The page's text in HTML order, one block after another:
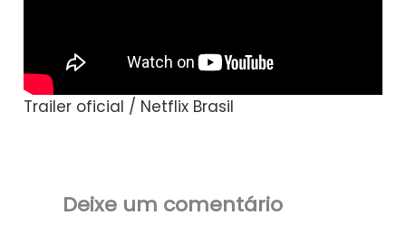
Trailer oficial / Netflix Brasil
Deixe um comentário